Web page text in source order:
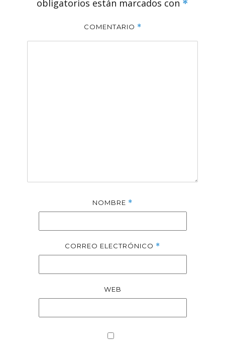
obligatorios están marcados con *
COMENTARIO *
NOMBRE *
CORREO ELECTRÓNICO *
WEB